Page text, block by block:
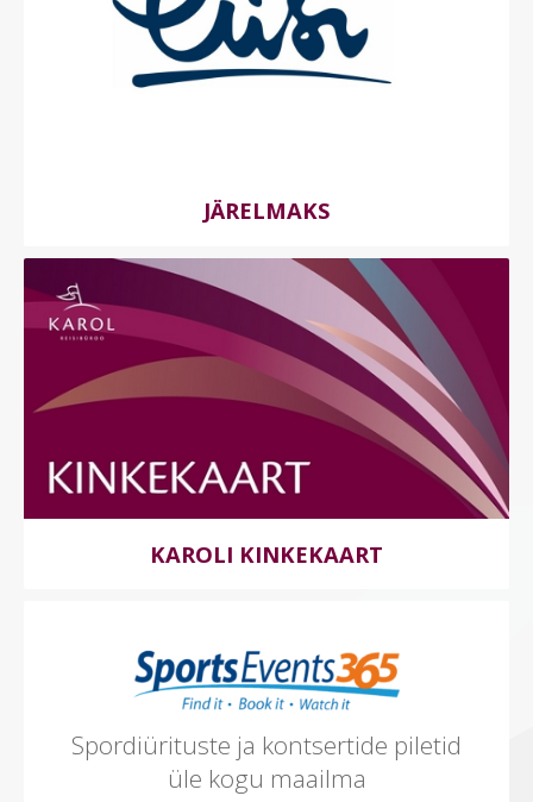
JÄRELMAKS
KAROLI KINKEKAART
Spordiürituste ja kontsertide piletid
üle kogu maailma